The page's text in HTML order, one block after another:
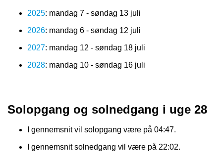
2025: mandag 7 - søndag 13 juli
2026: mandag 6 - søndag 12 juli
2027: mandag 12 - søndag 18 juli
2028: mandag 10 - søndag 16 juli
Solopgang og solnedgang i uge 28
I gennemsnit vil solopgang være på 04:47.
I gennemsnit solnedgang vil være på 22:02.